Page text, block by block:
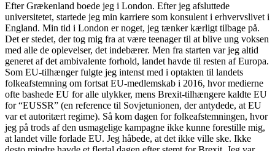
Efter Grækenland boede jeg i London. Efter jeg afsluttede
universitetet, startede jeg min karriere som konsulent i erhvervslivet i
England. Min tid i London er noget, jeg tænker kærligt tilbage på.
Det er stedet, der tog mig fra at være teenager til at blive ung voksen
med alle de oplevelser, det indebærer. Men fra starten var jeg altid
generet af det ambivalente forhold, landet havde til resten af Europa.
Som EU-tilhænger fulgte jeg intenst med i optakten til landets
folkeafstemning om fortsat EU-medlemskab i 2016, hvor medierne
ofte bashede EU for alle ulykker, mens Brexit-tilhængere kaldte EU
for “EUSSR” (en reference til Sovjetunionen, der antydede, at EU
var et autoritært regime). Så kom dagen for folkeafstemningen, hvor
jeg på trods af den usmagelige kampagne ikke kunne forestille mig,
at landet ville forlade EU. Jeg håbede, at det ikke ville ske. Ikke